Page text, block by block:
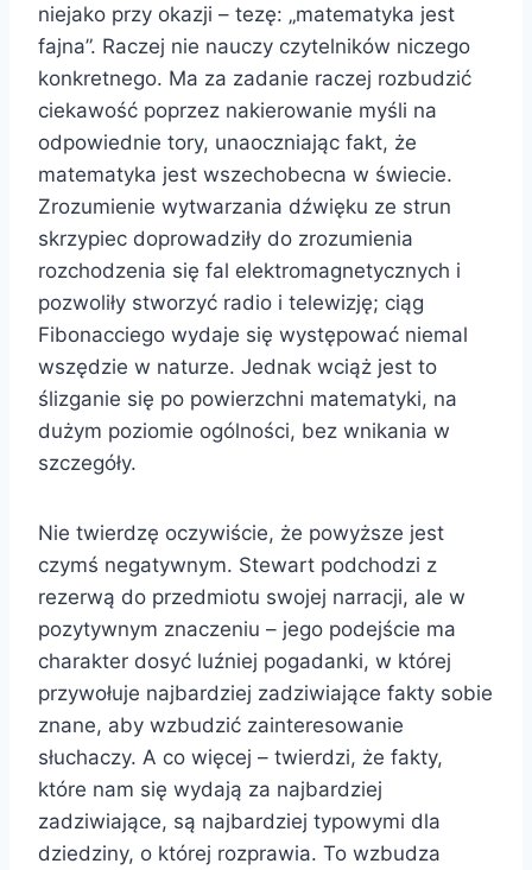
niejako przy okazji – tezę: „matematyka jest
fajna”. Raczej nie nauczy czytelników niczego
konkretnego. Ma za zadanie raczej rozbudzić
ciekawość poprzez nakierowanie myśli na
odpowiednie tory, unaoczniając fakt, że
matematyka jest wszechobecna w świecie.
Zrozumienie wytwarzania dźwięku ze strun
skrzypiec doprowadziły do zrozumienia
rozchodzenia się fal elektromagnetycznych i
pozwoliły stworzyć radio i telewizję; ciąg
Fibonacciego wydaje się występować niemal
wszędzie w naturze. Jednak wciąż jest to
ślizganie się po powierzchni matematyki, na
dużym poziomie ogólności, bez wnikania w
szczegóły.
Nie twierdzę oczywiście, że powyższe jest
czymś negatywnym. Stewart podchodzi z
rezerwą do przedmiotu swojej narracji, ale w
pozytywnym znaczeniu – jego podejście ma
charakter dosyć luźniej pogadanki, w której
przywołuje najbardziej zadziwiające fakty sobie
znane, aby wzbudzić zainteresowanie
słuchaczy. A co więcej – twierdzi, że fakty,
które nam się wydają za najbardziej
zadziwiające, są najbardziej typowymi dla
dziedziny, o której rozprawia. To wzbudza